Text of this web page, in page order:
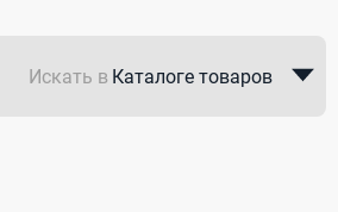
Искать в Каталоге товаров